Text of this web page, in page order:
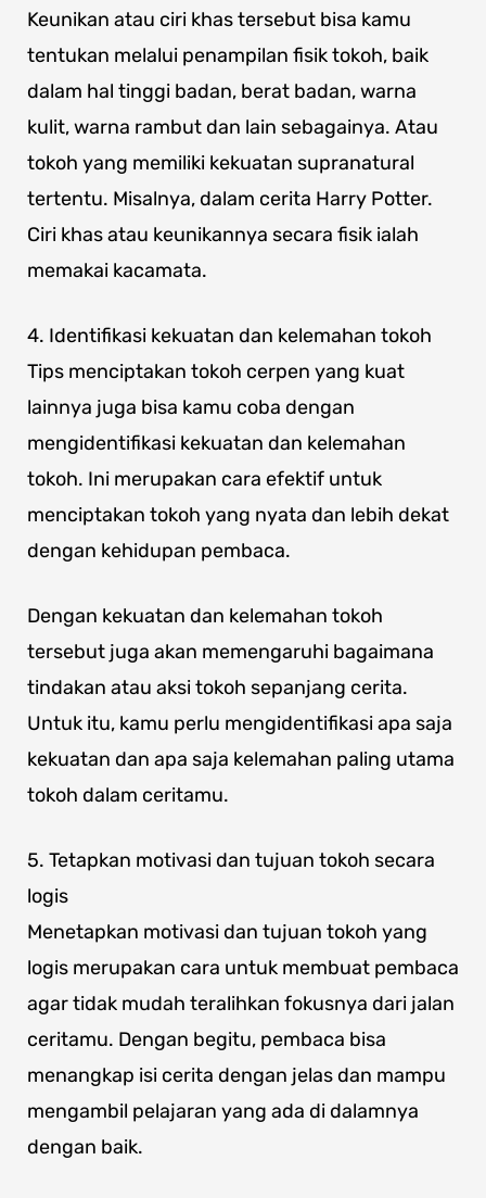
Keunikan atau ciri khas tersebut bisa kamu
tentukan melalui penampilan fisik tokoh, baik
dalam hal tinggi badan, berat badan, warna
kulit, warna rambut dan lain sebagainya. Atau
tokoh yang memiliki kekuatan supranatural
tertentu. Misalnya, dalam cerita Harry Potter.
Ciri khas atau keunikannya secara fisik ialah
memakai kacamata.
4. Identifikasi kekuatan dan kelemahan tokoh
Tips menciptakan tokoh cerpen yang kuat
lainnya juga bisa kamu coba dengan
mengidentifikasi kekuatan dan kelemahan
tokoh. Ini merupakan cara efektif untuk
menciptakan tokoh yang nyata dan lebih dekat
dengan kehidupan pembaca.
Dengan kekuatan dan kelemahan tokoh
tersebut juga akan memengaruhi bagaimana
tindakan atau aksi tokoh sepanjang cerita.
Untuk itu, kamu perlu mengidentifikasi apa saja
kekuatan dan apa saja kelemahan paling utama
tokoh dalam ceritamu.
5. Tetapkan motivasi dan tujuan tokoh secara
logis
Menetapkan motivasi dan tujuan tokoh yang
logis merupakan cara untuk membuat pembaca
agar tidak mudah teralihkan fokusnya dari jalan
ceritamu. Dengan begitu, pembaca bisa
menangkap isi cerita dengan jelas dan mampu
mengambil pelajaran yang ada di dalamnya
dengan baik.